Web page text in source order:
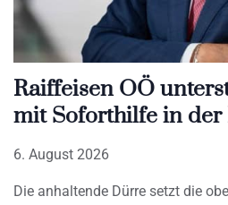
Raiffeisen OÖ
mit Soforthilfe in
6. August 2026
Die anhaltende Dürre setzt die